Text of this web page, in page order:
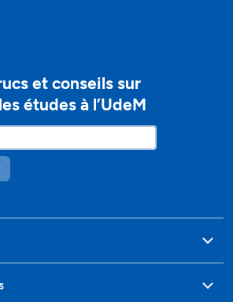
et conseils sur
études à l’UdeM